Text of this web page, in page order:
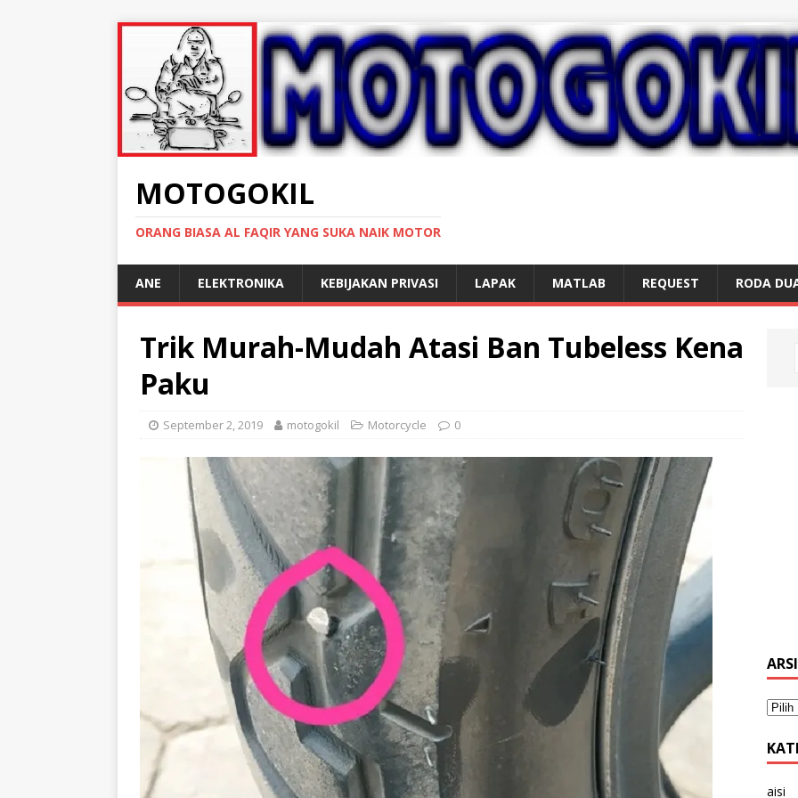
MOTOGOKIL
ORANG BIASA AL FAQIR YANG SUKA NAIK MOTOR
ANE ELEKTRONIKA KEBIJAKAN PRIVASI LAPAK MATLAB REQUEST RODA
Trik Murah-Mudah Atasi Ban Tubeless Kena
Paku
September 2, 2019 motogokil Motorcycle 0
aisi